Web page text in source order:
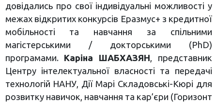
довідались про свої індивідуальні можливості у
межах відкритих конкурсів Еразмус+ з кредитної
мобільності та навчання за спільними
магістерськими / докторськими (PhD)
програмами. Каріна ШАБХАЗЯН , представник
Центру інтелектуальної власності та передачі
технологій НАНУ, Дії Марі Складовські-Кюрі для
розвитку навичок, навчання та кар’єри (Горизонт